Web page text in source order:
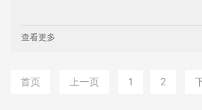
查看更多
首页 上一页 1 2